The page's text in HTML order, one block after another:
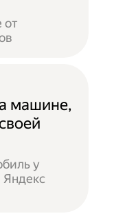
от
машине,
у
Яндекс